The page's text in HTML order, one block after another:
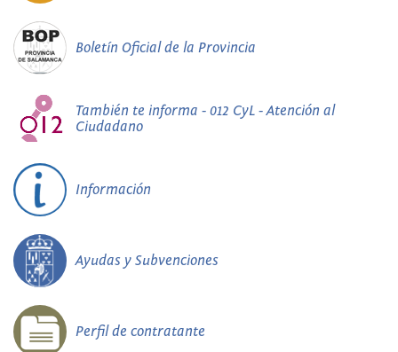
Boletín Oficial de la Provincia
También te informa - 012 CyL - Atención al
Ciudadano
Información
Ayudas y Subvenciones
Perfil de contratante